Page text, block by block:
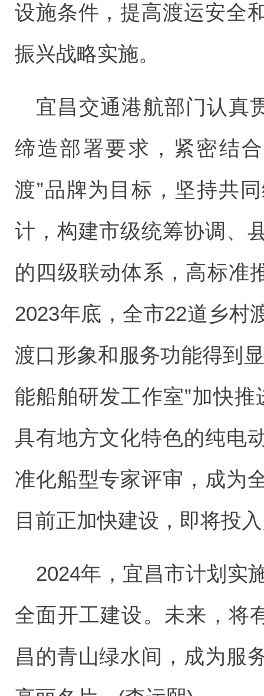
设施条件，提高渡运安全
振兴战略实施。
宜昌交通港航部门认真
缔造部署要求，紧密结
渡”品牌为目标，坚持共
计，构建市级统筹协调、
的四级联动体系，高标准
2023年底，全市22道乡村
渡口形象和服务功能得到
能船舶研发工作室”加快
具有地方文化特色的纯电
准化船型专家评审，成为
目前正加快建设，即将投
2024年，宜昌市计划实
全面开工建设。未来，将
昌的青山绿水间，成为服